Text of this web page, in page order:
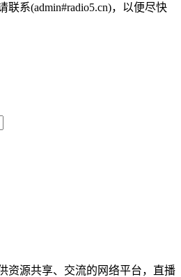
系(admin#radio5.cn)，以便尽快
资源共享、交流的网络平台，直播